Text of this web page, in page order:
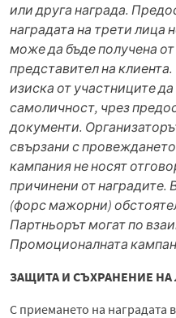
или друга награда.
наградата на трети лица
може да бъде получена
представител на
изиска от участниците
самоличност, чрез
документи.
свързани с
кампания не носят
причинени от наградите.
(форс мажорни)
Партньорът могат по
Промоционалната
ЗАЩИТА И СЪХРАНЕНИЕ
С приемането на наградата